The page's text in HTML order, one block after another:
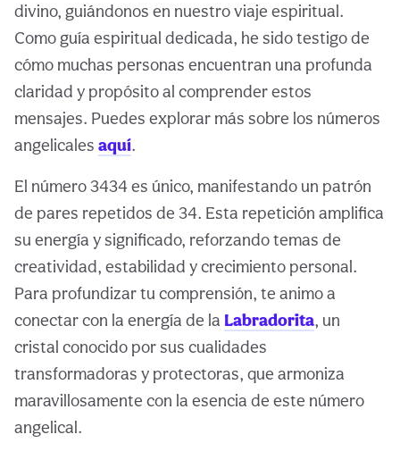
divino, guiándonos en nuestro viaje espiritual.
Como guía espiritual dedicada, he sido testigo de
cómo muchas personas encuentran una profunda
claridad y propósito al comprender estos
mensajes. Puedes explorar más sobre los números
angelicales aquí.
El número 3434 es único, manifestando un patrón
de pares repetidos de 34. Esta repetición amplifica
su energía y significado, reforzando temas de
creatividad, estabilidad y crecimiento personal.
Para profundizar tu comprensión, te animo a
conectar con la energía de la Labradorita, un
cristal conocido por sus cualidades
transformadoras y protectoras, que armoniza
maravillosamente con la esencia de este número
angelical.